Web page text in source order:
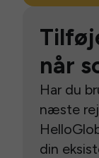
når
Har du
næste
din